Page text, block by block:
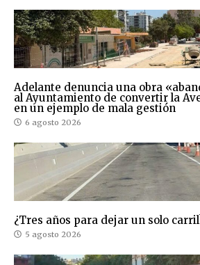
Adelante denuncia una obra
al Ayuntamiento de convertir la
en un ejemplo de mala gestión
6 agosto 2026
¿Tres años para dejar un solo
5 agosto 2026